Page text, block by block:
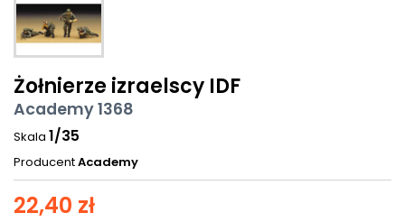
Żołnierze izraelscy IDF
Academy 1368
Skala 1/35
ProducentAcademy
22,40 zł